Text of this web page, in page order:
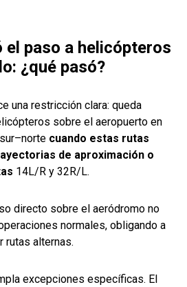
paso a helicópteros
¿qué pasó?
una restricción clara: queda
sobre el aeropuerto en
cuando estas rutas
de aproximación o
14L/R y 32R/L.
directo sobre el aeródromo no
normales, obligando a
rutas alternas.
excepciones específicas. El